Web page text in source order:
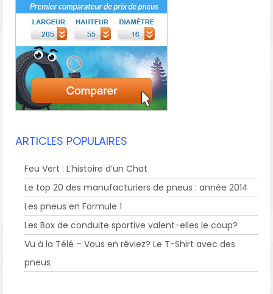
ARTICLES POPULAIRES
Feu Vert : L’histoire d’un Chat
Le top 20 des manufacturiers de pneus : année 2014
Les pneus en Formule 1
Les Box de conduite sportive valent-elles le coup?
Vu à la Télé – Vous en rêviez? Le T-Shirt avec des
pneus